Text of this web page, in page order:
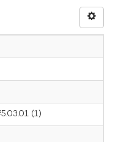
(1)